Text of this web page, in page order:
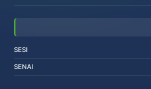
SESI
SENAI